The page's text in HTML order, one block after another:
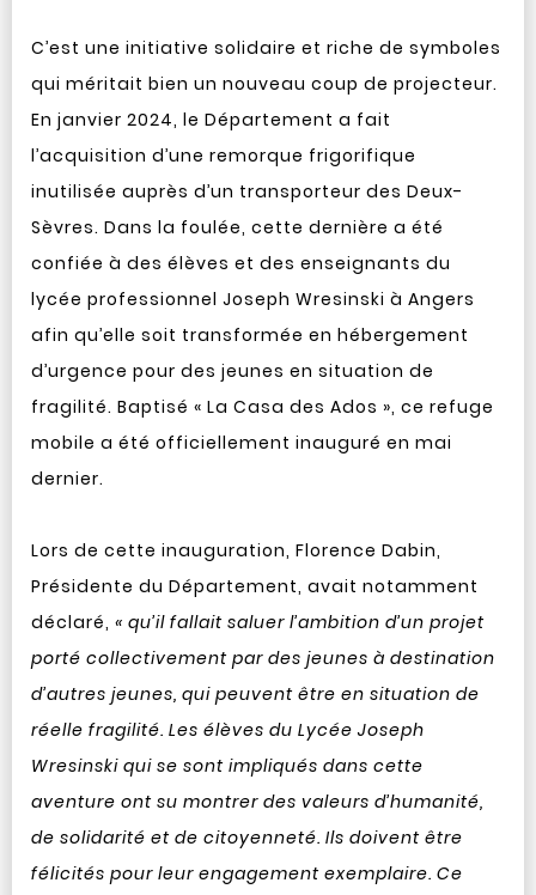
C’est une initiative solidaire et riche de symboles
qui méritait bien un nouveau coup de projecteur.
En janvier 2024, le Département a fait
l’acquisition d’une remorque frigorifique
inutilisée auprès d’un transporteur des Deux-
Sèvres. Dans la foulée, cette dernière a été
confiée à des élèves et des enseignants du
lycée professionnel Joseph Wresinski à Angers
afin qu’elle soit transformée en hébergement
d’urgence pour des jeunes en situation de
fragilité. Baptisé « La Casa des Ados », ce refuge
mobile a été officiellement inauguré en mai
dernier.
Lors de cette inauguration, Florence Dabin,
Présidente du Département, avait notamment
déclaré, « qu’il fallait saluer l’ambition d’un projet
porté collectivement par des jeunes à destination
d’autres jeunes, qui peuvent être en situation de
réelle fragilité. Les élèves du Lycée Joseph
Wresinski qui se sont impliqués dans cette
aventure ont su montrer des valeurs d’humanité,
de solidarité et de citoyenneté. Ils doivent être
félicités pour leur engagement exemplaire. Ce